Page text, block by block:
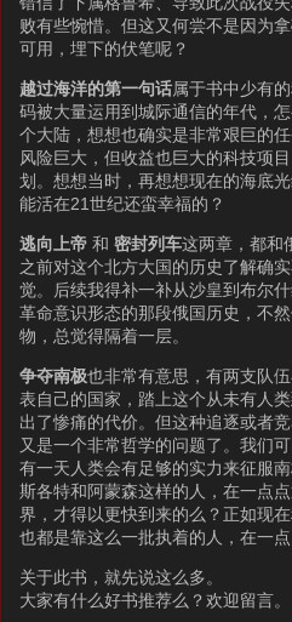
败有些惋惜。但这又何尝不是因为
可用，埋下的伏笔呢？
越过海洋的第一句话属于书中少有
码被大量运用到城际通信的年代，
个大陆，想想也确实是非常艰巨的
风险巨大，但收益也巨大的科技项
划。想想当时，再想想现在的海底
能活在21世纪还蛮幸福的？
逃向上帝 和密封列车这两章，都和
之前对这个北方大国的历史了解确
觉。后续我得补一补从沙皇到布尔
革命意识形态的那段俄国历史，不
物，总觉得隔着一层。
争夺南极也非常有意思，有两支队
表自己的国家，踏上这个从未有人
出了惨痛的代价。但这种追逐或者
又是一个非常哲学的问题了。我们
有一天人类会有足够的实力来征服
斯各特和阿蒙森这样的人，在一点
界，才得以更快到来的么？正如现
也都是靠这么一批执着的人，在一点
关于此书，就先说这么多。
大家有什么好书推荐么？欢迎留言。